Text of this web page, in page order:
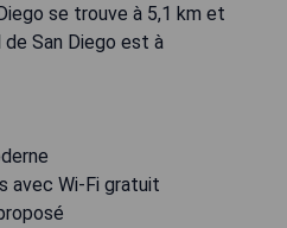
se trouve à 5,1 km et
San Diego est à
avec Wi-Fi gratuit